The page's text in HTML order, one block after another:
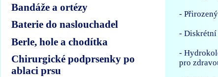
Bandáže a ortézy
Baterie do naslouchadel
Berle, hole a chodítka
Chirurgické podprsenky po
ablaci prsu
-
- Diskrétní
-
pro